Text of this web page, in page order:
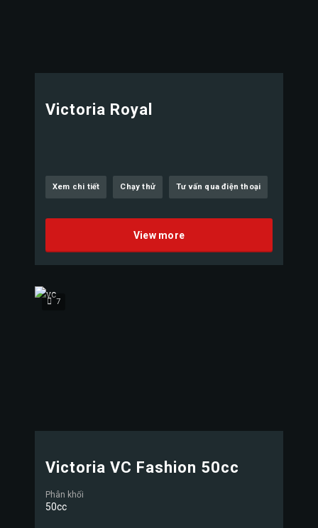
Victoria Royal
Xem chi tiết Chạy thử Tư vấn qua điện thoại
View more
7
Victoria VC Fashion 50cc
Phân khối
50cc